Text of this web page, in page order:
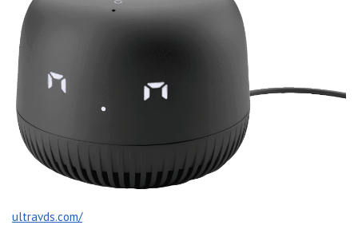
ultravds.com/